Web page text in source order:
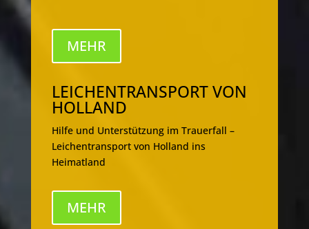
MEHR
LEICHENTRANSPORT VON
HOLLAND
Hilfe und Unterstützung im Trauerfall –
Leichentransport von Holland ins
Heimatland
MEHR